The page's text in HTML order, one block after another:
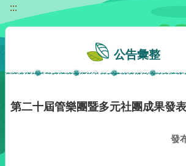
:::
公告彙整
第二十屆管樂團暨多元社團成果發
發